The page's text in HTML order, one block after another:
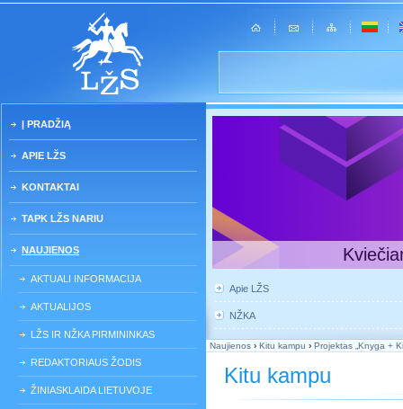
Į PRADŽIĄ
APIE LŽS
KONTAKTAI
TAPK LŽS NARIU
NAUJIENOS
AKTUALI INFORMACIJA
AKTUALIJOS
LŽS IR NŽKA PIRMININKAS
REDAKTORIAUS ŽODIS
ŽINIASKLAIDA LIETUVOJE
Apie LŽS
NŽKA
Naujienos › Kitu kampu › Projektas „Knyga +
Kitu kampu